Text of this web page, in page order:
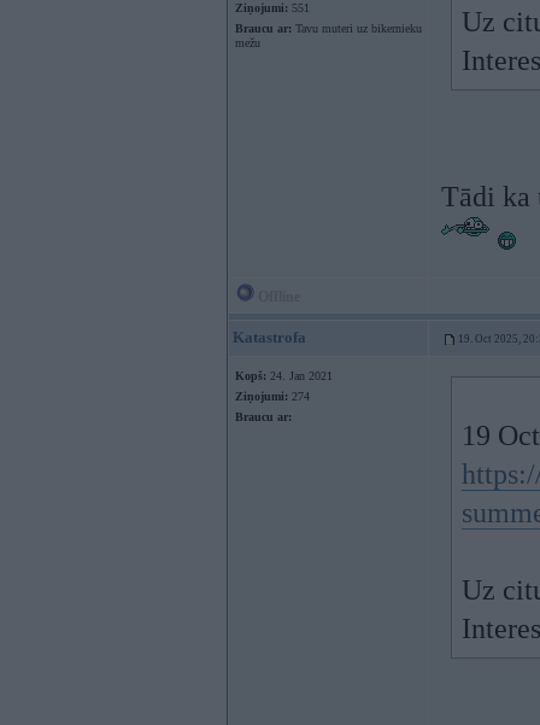
Ziņojumi: 551
Braucu ar: Tavu muteri uz bikernieku
mežu
Uz
Tādi ka
Katastrofa 19. Oct 2025,
Kopš: 24. Jan 2021
Ziņojumi: 274
Braucu ar:
19
Uz